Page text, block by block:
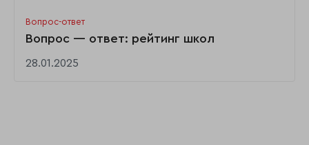
Вопрос-ответ
Вопрос — ответ: рейтинг школ
28.01.2025